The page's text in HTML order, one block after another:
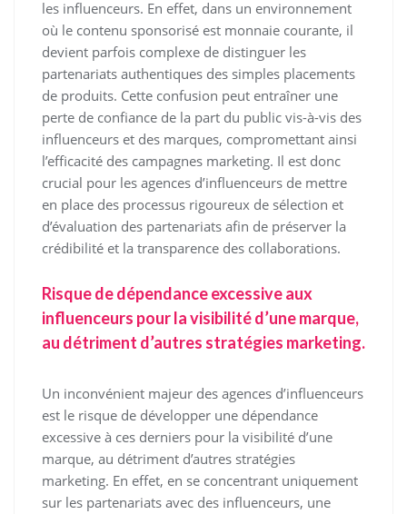
les influenceurs. En effet, dans un environnement
où le contenu sponsorisé est monnaie courante, il
devient parfois complexe de distinguer les
partenariats authentiques des simples placements
de produits. Cette confusion peut entraîner une
perte de confiance de la part du public vis-à-vis des
influenceurs et des marques, compromettant ainsi
l’efficacité des campagnes marketing. Il est donc
crucial pour les agences d’influenceurs de mettre
en place des processus rigoureux de sélection et
d’évaluation des partenariats afin de préserver la
crédibilité et la transparence des collaborations.
Risque de dépendance excessive aux
influenceurs pour la visibilité d’une marque,
au détriment d’autres stratégies marketing.
Un inconvénient majeur des agences d’influenceurs
est le risque de développer une dépendance
excessive à ces derniers pour la visibilité d’une
marque, au détriment d’autres stratégies
marketing. En effet, en se concentrant uniquement
sur les partenariats avec des influenceurs, une